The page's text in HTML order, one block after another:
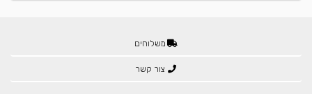
משלוחים
צור קשר